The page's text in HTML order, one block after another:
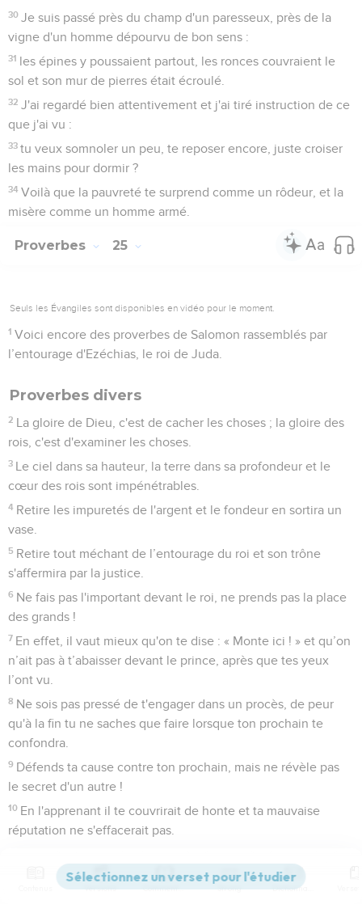
30 Je suis passé près du champ d'un paresseux, près de la
vigne d'un homme dépourvu de bon sens :
31 les épines y poussaient partout, les ronces couvraient le
sol et son mur de pierres était écroulé.
32 J'ai regardé bien attentivement et j'ai tiré instruction de ce
que j'ai vu :
33 tu veux somnoler un peu, te reposer encore, juste croiser
les mains pour dormir ?
34 Voilà que la pauvreté te surprend comme un rôdeur, et la
misère comme un homme armé.
Proverbes 25
Seuls les Évangiles sont disponibles en vidéo pour le moment.
1 Voici encore des proverbes de Salomon rassemblés par
l’entourage d'Ezéchias, le roi de Juda.
Proverbes divers
2 La gloire de Dieu, c'est de cacher les choses ; la gloire des
rois, c'est d'examiner les choses.
3 Le ciel dans sa hauteur, la terre dans sa profondeur et le
cœur des rois sont impénétrables.
4 Retire les impuretés de l'argent et le fondeur en sortira un
vase.
5 Retire tout méchant de l’entourage du roi et son trône
s'affermira par la justice.
6 Ne fais pas l'important devant le roi, ne prends pas la place
des grands !
7 En effet, il vaut mieux qu'on te dise : « Monte ici ! » et qu’on
n’ait pas à t’abaisser devant le prince, après que tes yeux
l’ont vu.
8 Ne sois pas pressé de t'engager dans un procès, de peur
qu'à la fin tu ne saches que faire lorsque ton prochain te
confondra.
9 Défends ta cause contre ton prochain, mais ne révèle pas
le secret d'un autre !
10 En l'apprenant il te couvrirait de honte et ta mauvaise
réputation ne s'effacerait pas.
des paroles dites à propos.
Versions Commentaires Strong